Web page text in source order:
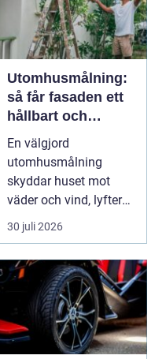
Utomhusmålning:
så får fasaden ett
hållbart och
vackert resultat
En välgjord
utomhusmålning
skyddar huset mot
väder och vind, lyfter
helhetsintrycket...
30 juli 2026